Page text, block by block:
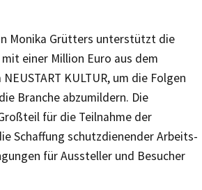
Monika Grütters unterstützt die
einer Million Euro aus dem
KULTUR, um die Folgen
Branche abzumildern. Die
für die Teilnahme der
Schaffung schutzdienender Arbeits-
für Aussteller und Besucher